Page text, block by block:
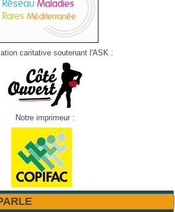
caritative soutenant l'ASK :
Notre imprimeur :